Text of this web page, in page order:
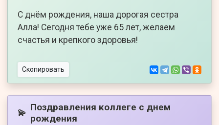
С днём рождения, наша дорогая сестра
Алла! Сегодня тебе уже 65 лет, желаем
счастья и крепкого здоровья!
Скопировать
💫 Поздравления коллеге с днем
рождения